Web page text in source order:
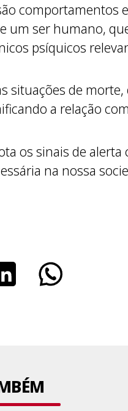
comportamentos
um ser humano,
psíquicos
situações de
a relação
os sinais de
na nossa